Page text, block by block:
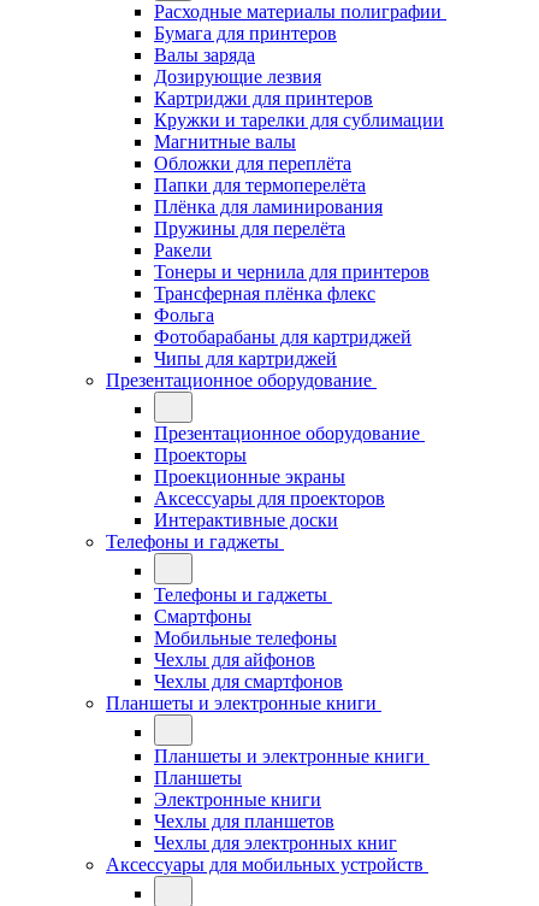
Расходные материалы полиграфии
Бумага для принтеров
Валы заряда
Дозирующие лезвия
Картриджи для принтеров
Кружки и тарелки для сублимации
Магнитные валы
Обложки для переплёта
Папки для термоперелёта
Плёнка для ламинирования
Пружины для перелёта
Ракели
Тонеры и чернила для принтеров
Трансферная плёнка флекс
Фольга
Фотобарабаны для картриджей
Чипы для картриджей
Презентационное оборудование
Презентационное оборудование
Проекторы
Проекционные экраны
Аксессуары для проекторов
Интерактивные доски
Телефоны и гаджеты
Телефоны и гаджеты
Смартфоны
Мобильные телефоны
Чехлы для айфонов
Чехлы для смартфонов
Планшеты и электронные книги
Планшеты и электронные книги
Планшеты
Электронные книги
Чехлы для планшетов
Чехлы для электронных книг
Аксессуары для мобильных устройств